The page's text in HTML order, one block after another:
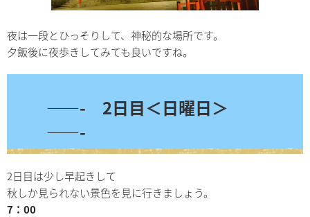
夜は一段とひっそりして、神秘的な場所です。
夕飯後に夜歩きしてみても良いですね。
——- 2日目＜日曜日＞
——-
2日目は少し早起きして
秋しか見られない景色を見に行きましょう。
7：00